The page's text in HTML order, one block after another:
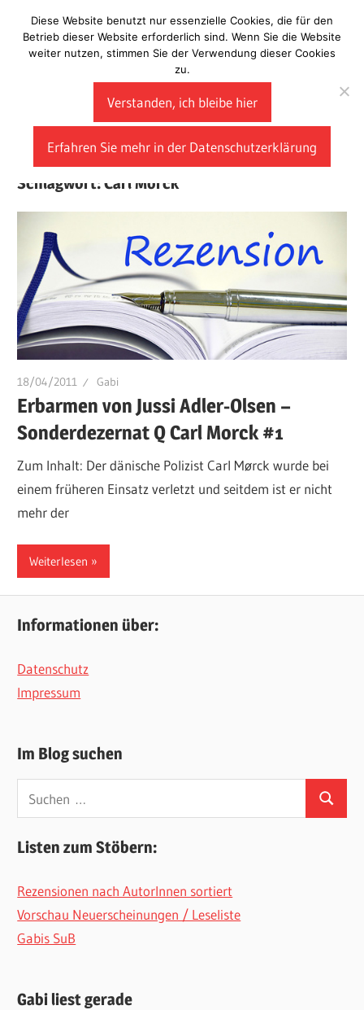
Inhalt
springen
Laberladen
Schlagwort:Carl Morck
18/04/2011 Gabi
Erbarmen von Jussi Adler-Olsen –
Sonderdezernat Q Carl Morck #1
Zum Inhalt: Der dänische Polizist Carl Mørck wurde bei
einem früheren Einsatz verletzt und seitdem ist er nicht
mehr der
Weiterlesen
Informationen über:
Datenschutz
Impressum
Im Blog suchen
nach:
Suchen
Listen zum Stöbern:
Rezensionen nach AutorInnen sortiert
Vorschau Neuerscheinungen / Leseliste
Gabis SuB
Gabi liest gerade
Diese Website benutzt nur essenzielle Cookies, die für den
Betrieb dieser Website erforderlich sind. Wenn Sie die Website
weiter nutzen, stimmen Sie der Verwendung dieser Cookies
zu.
Verstanden, ich bleibe hier
Erfahren Sie mehr in der Datenschutzerklärung